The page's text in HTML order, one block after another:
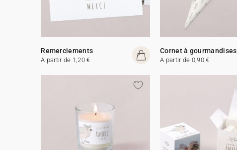
Remerciements
A partir de 1,20 €
Cornet à gourmandises
A partir de 0,90 €